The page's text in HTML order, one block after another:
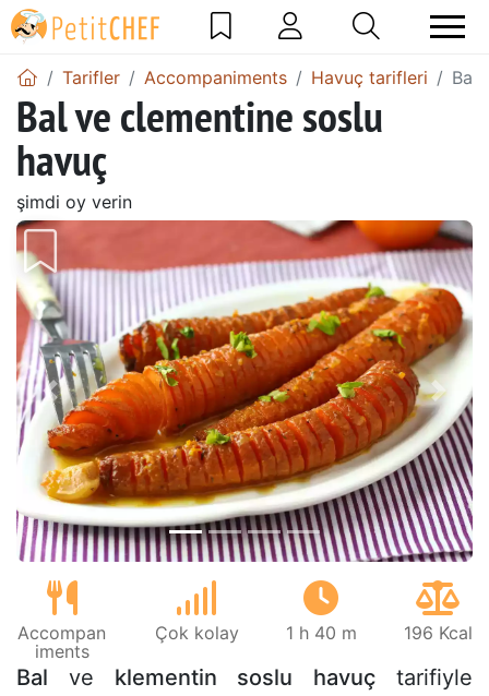
Tarifler Accompaniments Havuç tarifleri Bal
Bal ve clementine soslu
havuç
şimdi oy verin
Önceki
Accompan
iments
Çok kolay 1 h 40 m 196 Kcal
Bal ve klementin soslu havuç tarifiyle